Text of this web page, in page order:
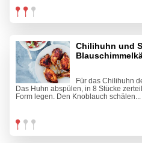
Chilihuhn und
Für das Chilihuhn
Das Huhn abspülen, in 8 Stücke
Form legen. Den Knoblauch schälen...